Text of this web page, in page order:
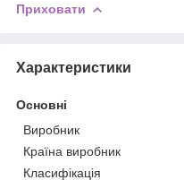
Приховати
Характеристики
Основні
Виробник
Країна виробник
Класифікація